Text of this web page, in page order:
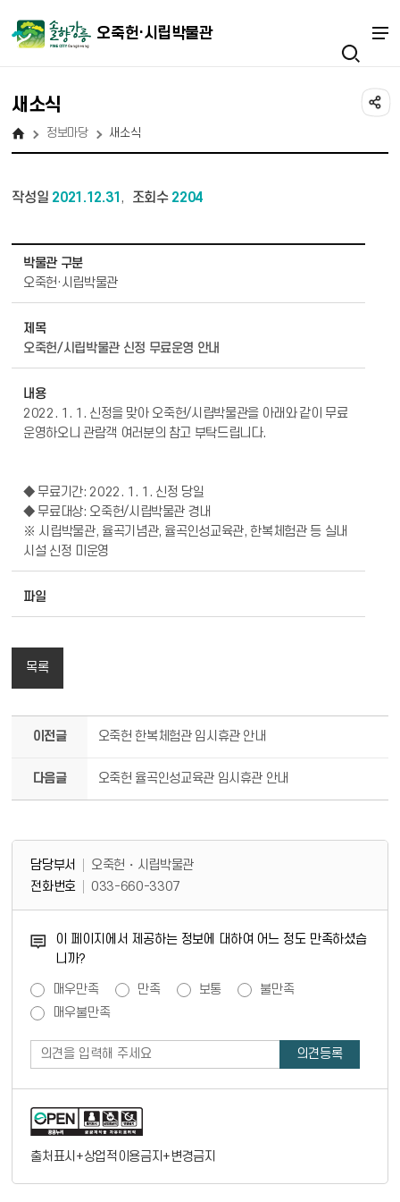
오죽헌·시립박물관
새소식
정보마당 새소식
작성일 2021.12.31 , 조회수 2204
박물관 구분
오죽헌·시립박물관
제목
오죽헌/시립박물관 신정 무료운영 안내
내용
2022. 1. 1. 신정을 맞아 오죽헌/시립박물관을 아래와 같이 무료
운영하오니 관람객 여러분의 참고 부탁드립니다.
◆ 무료기간: 2022. 1. 1. 신정 당일
◆ 무료대상: 오죽헌/시립박물관 경내
※ 시립박물관, 율곡기념관, 율곡인성교육관, 한복체험관 등 실내
시설 신정 미운영
파일
목록
이전글 오죽헌 한복체험관 임시휴관 안내
다음글 오죽헌 율곡인성교육관 임시휴관 안내
담당부서 정보 & 컨텐츠 만족도 조사 & 공공저작물 자유이용 허락 표시 담당부서 정보
담당부서
오죽헌・시립박물관
전화번호
033-660-3307
이 페이지에서 제공하는 정보에 대하여 어느 정도 만족하셨습
니까?
매우만족 만족 보통
불만족
매우불만족
출처표시+상업적이용금지+변경금지